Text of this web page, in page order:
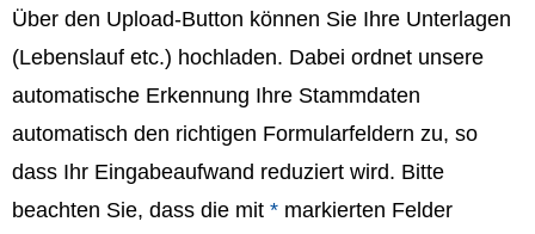
Über den Upload-Button können Sie Ihre Unterlagen
(Lebenslauf etc.) hochladen. Dabei ordnet unsere
automatische Erkennung Ihre Stammdaten
automatisch den richtigen Formularfeldern zu, so
dass Ihr Eingabeaufwand reduziert wird. Bitte
beachten Sie, dass die mit * markierten Felder